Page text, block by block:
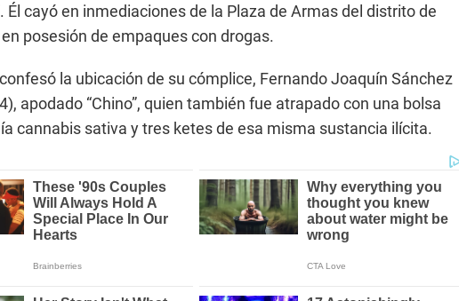
Él cayó en inmediaciones de la Plaza de Armas del distrito de
posesión de empaques con drogas.
la ubicación de su cómplice, Fernando Joaquín Sánchez
apodado “Chino”, quien también fue atrapado con una bolsa
cannabis sativa y tres ketes de esa misma sustancia ilícita.